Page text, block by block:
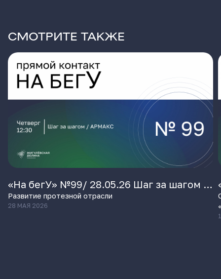
СМОТРИТЕ ТАКЖЕ
«На бегУ» №99/ 28.05.26 Шаг за шагом /
АРМАКС
Развитие протезной отрасли
28 МАЯ 2026